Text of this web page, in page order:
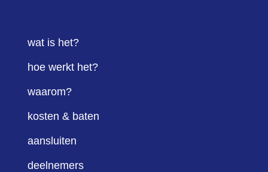
wat is het?
hoe werkt het?
waarom?
kosten & baten
aansluiten
deelnemers